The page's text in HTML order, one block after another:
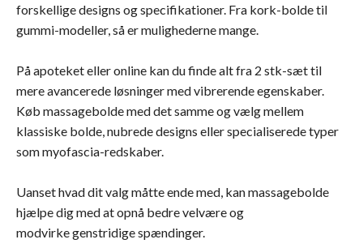
forskellige designs og specifikationer. Fra kork-bolde til
gummi-modeller, så er mulighederne mange.
På apoteket eller online kan du finde alt fra 2 stk-sæt til
mere avancerede løsninger med vibrerende egenskaber.
Køb massagebolde med det samme og vælg mellem
klassiske bolde, nubrede designs eller specialiserede typer
som myofascia-redskaber.
Uanset hvad dit valg måtte ende med, kan massagebolde
hjælpe dig med at opnå bedre velvære og
modvirke genstridige spændinger.